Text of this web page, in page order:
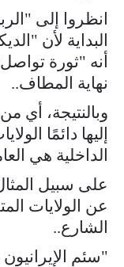
انظروا إلى
البداية لأن
أنه "ثورة
نهاية المطاف..
وبالنتيجة، أي
إليها دائمًا
الداخلية هي
على سبيل
عن الولايات
الشارع..
"سئم